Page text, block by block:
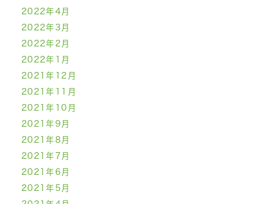
2022年4月
2022年3月
2022年2月
2022年1月
2021年12月
2021年11月
2021年10月
2021年9月
2021年8月
2021年7月
2021年6月
2021年5月